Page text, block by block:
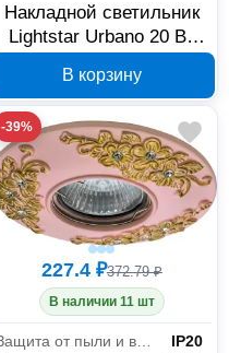
Накладной светильник
Lightstar Urbano 20 Вт
В корзину
-39%
227.4 ₽372.79 ₽
В наличии 11 шт
Защита от пыли и влаги
IP20